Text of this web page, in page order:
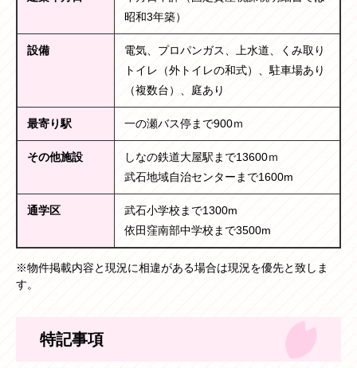
昭和3年築）
設備
電気、プロパンガス、上水道、くみ取り
トイレ（外トイレの和式）、駐車場あり
（複数台）、庭あり
最寄り駅 一の瀬バス停まで900ｍ
その他施設
しなの鉄道大屋駅まで13600ｍ
武石地域自治センターまで1600m
通学区
武石小学校まで1300m
依田窪南部中学校まで3500m
※物件掲載内容と現況に相違がある場合は現況を優先と致しま
す。
特記事項